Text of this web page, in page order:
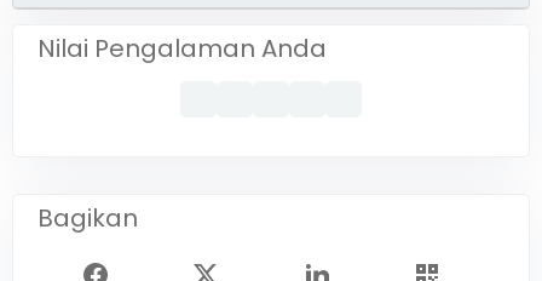
Nilai Pengalaman Anda
Bagikan